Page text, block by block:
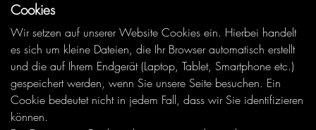
Cookies
Wir setzen auf unserer Website Cookies ein. Hierbei handelt
es sich um kleine Dateien, die Ihr Browser automatisch erstellt
und die auf Ihrem Endgerät (Laptop, Tablet, Smartphone etc.)
gespeichert werden, wenn Sie unsere Seite besuchen. Ein
Cookie bedeutet nicht in jedem Fall, dass wir Sie identifizieren
können.